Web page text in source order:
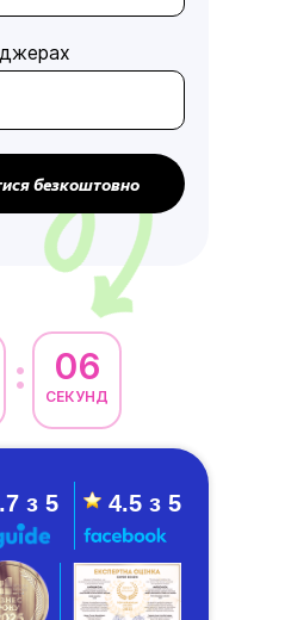
безкоштовно
: СЕКУНД
05
з 5 4.5 з 5